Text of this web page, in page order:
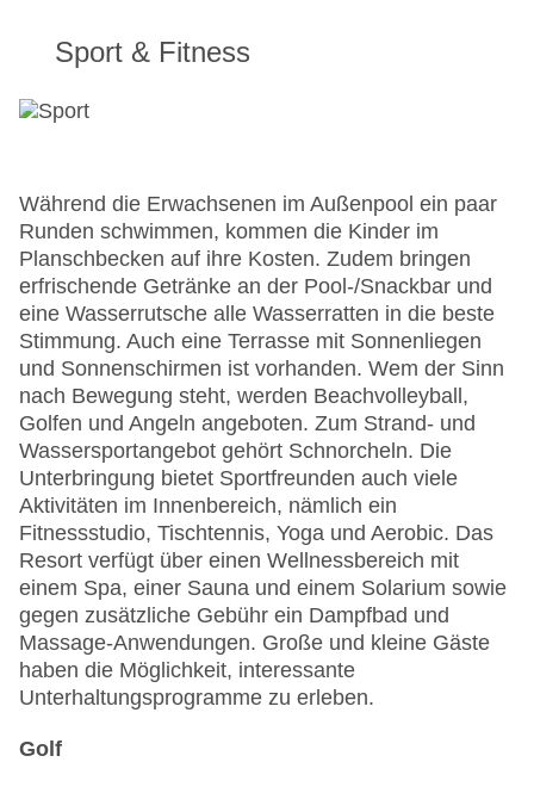
Sport & Fitness
Während die Erwachsenen im Außenpool ein paar
Runden schwimmen, kommen die Kinder im
Planschbecken auf ihre Kosten. Zudem bringen
erfrischende Getränke an der Pool-/Snackbar und
eine Wasserrutsche alle Wasserratten in die beste
Stimmung. Auch eine Terrasse mit Sonnenliegen
und Sonnenschirmen ist vorhanden. Wem der Sinn
nach Bewegung steht, werden Beachvolleyball,
Golfen und Angeln angeboten. Zum Strand- und
Wassersportangebot gehört Schnorcheln. Die
Unterbringung bietet Sportfreunden auch viele
Aktivitäten im Innenbereich, nämlich ein
Fitnessstudio, Tischtennis, Yoga und Aerobic. Das
Resort verfügt über einen Wellnessbereich mit
einem Spa, einer Sauna und einem Solarium sowie
gegen zusätzliche Gebühr ein Dampfbad und
Massage-Anwendungen. Große und kleine Gäste
haben die Möglichkeit, interessante
Unterhaltungsprogramme zu erleben.
Golf